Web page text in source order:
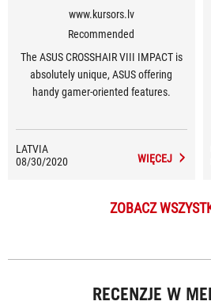
www.kursors.lv
Recommended
The ASUS CROSSHAIR VIII IMPACT is
absolutely unique, ASUS offering
handy gamer-oriented features.
LATVIA
08/30/2020
WIĘCEJ
ZOBACZ
RECENZJE W